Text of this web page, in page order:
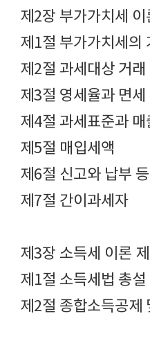
제2장 부가가치세
제1절 부가가치세의
제2절 과세대상 거래
제3절 영세율과 면세
제4절 과세표준과 매
제5절 매입세액
제6절 신고와 납부 등
제7절 간이과세자
제3장 소득세 이론
제1절 소득세법 총설
제2절 종합소득공제